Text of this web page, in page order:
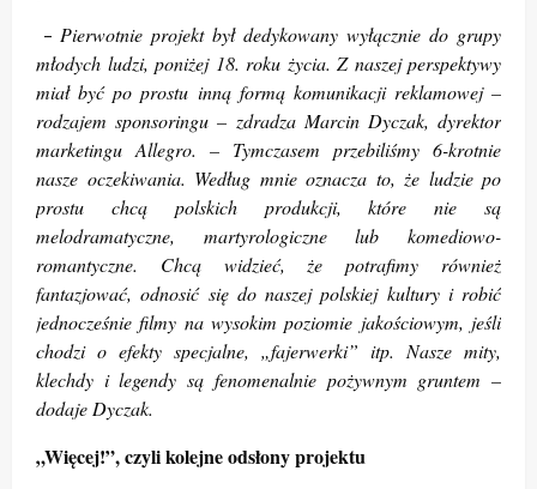
– Pierwotnie projekt był dedykowany wyłącznie do grupy
młodych ludzi, poniżej 18. roku życia. Z naszej perspektywy
miał być po prostu inną formą komunikacji reklamowej –
rodzajem sponsoringu – zdradza Marcin Dyczak, dyrektor
marketingu Allegro. – Tymczasem przebiliśmy 6-krotnie
nasze oczekiwania. Według mnie oznacza to, że ludzie po
prostu chcą polskich produkcji, które nie są
melodramatyczne, martyrologiczne lub komediowo-
romantyczne. Chcą widzieć, że potrafimy również
fantazjować, odnosić się do naszej polskiej kultury i robić
jednocześnie filmy na wysokim poziomie jakościowym, jeśli
chodzi o efekty specjalne, „fajerwerki” itp. Nasze mity,
klechdy i legendy są fenomenalnie pożywnym gruntem –
dodaje Dyczak.
„Więcej!”, czyli kolejne odsłony projektu